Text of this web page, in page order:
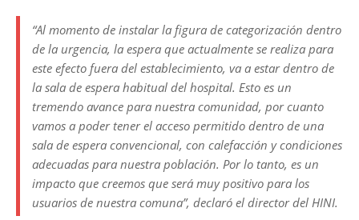
“Al momento de instalar la figura de categorización dentro
de la urgencia, la espera que actualmente se realiza para
este efecto fuera del establecimiento, va a estar dentro de
la sala de espera habitual del hospital. Esto es un
tremendo avance para nuestra comunidad, por cuanto
vamos a poder tener el acceso permitido dentro de una
sala de espera convencional, con calefacción y condiciones
adecuadas para nuestra población. Por lo tanto, es un
impacto que creemos que será muy positivo para los
usuarios de nuestra comuna”, declaró el director del HINI.